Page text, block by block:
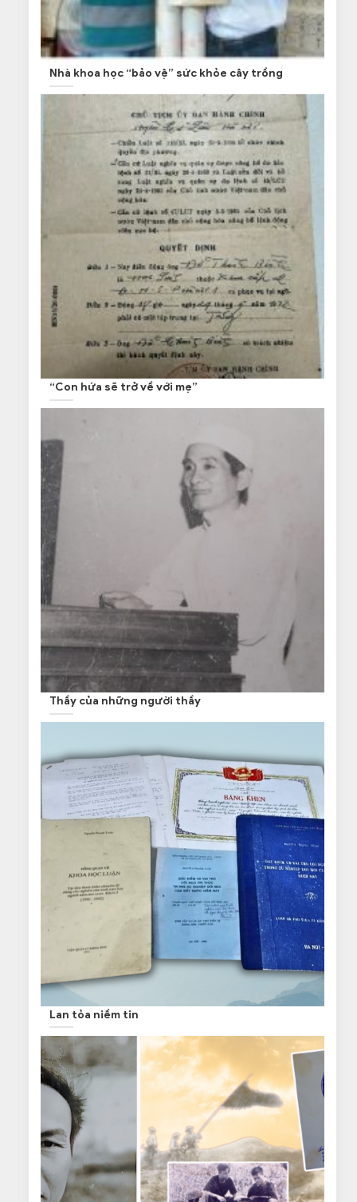
Nhà khoa học “bảo vệ” sức khỏe cây trồng
“Con hứa sẽ trở về với mẹ”
Thầy của những người thầy
Lan tỏa niềm tin